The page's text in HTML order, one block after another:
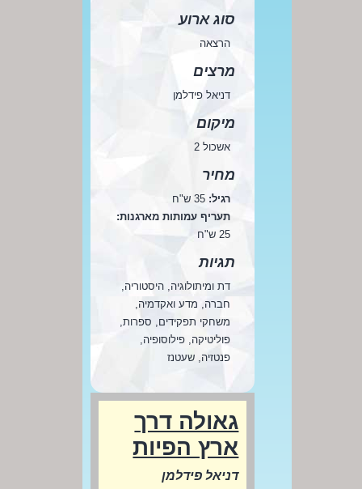
סוג ארוע
הרצאה
מרצים
דניאל פידלמן
מיקום
אשכול 2
מחיר
רגיל:
תעריף עמותות מארגנות:
25 ש"ח
תגיות
דת ומיתולוגיה, היסטוריה,
חברה, מדע ואקדמיה,
משחקי תפקידים, ספרות,
פוליטיקה, פילוסופיה,
פנטזיה, שעטנז
גאולה דרך
ארץ הפיות
דניאל פידלמן